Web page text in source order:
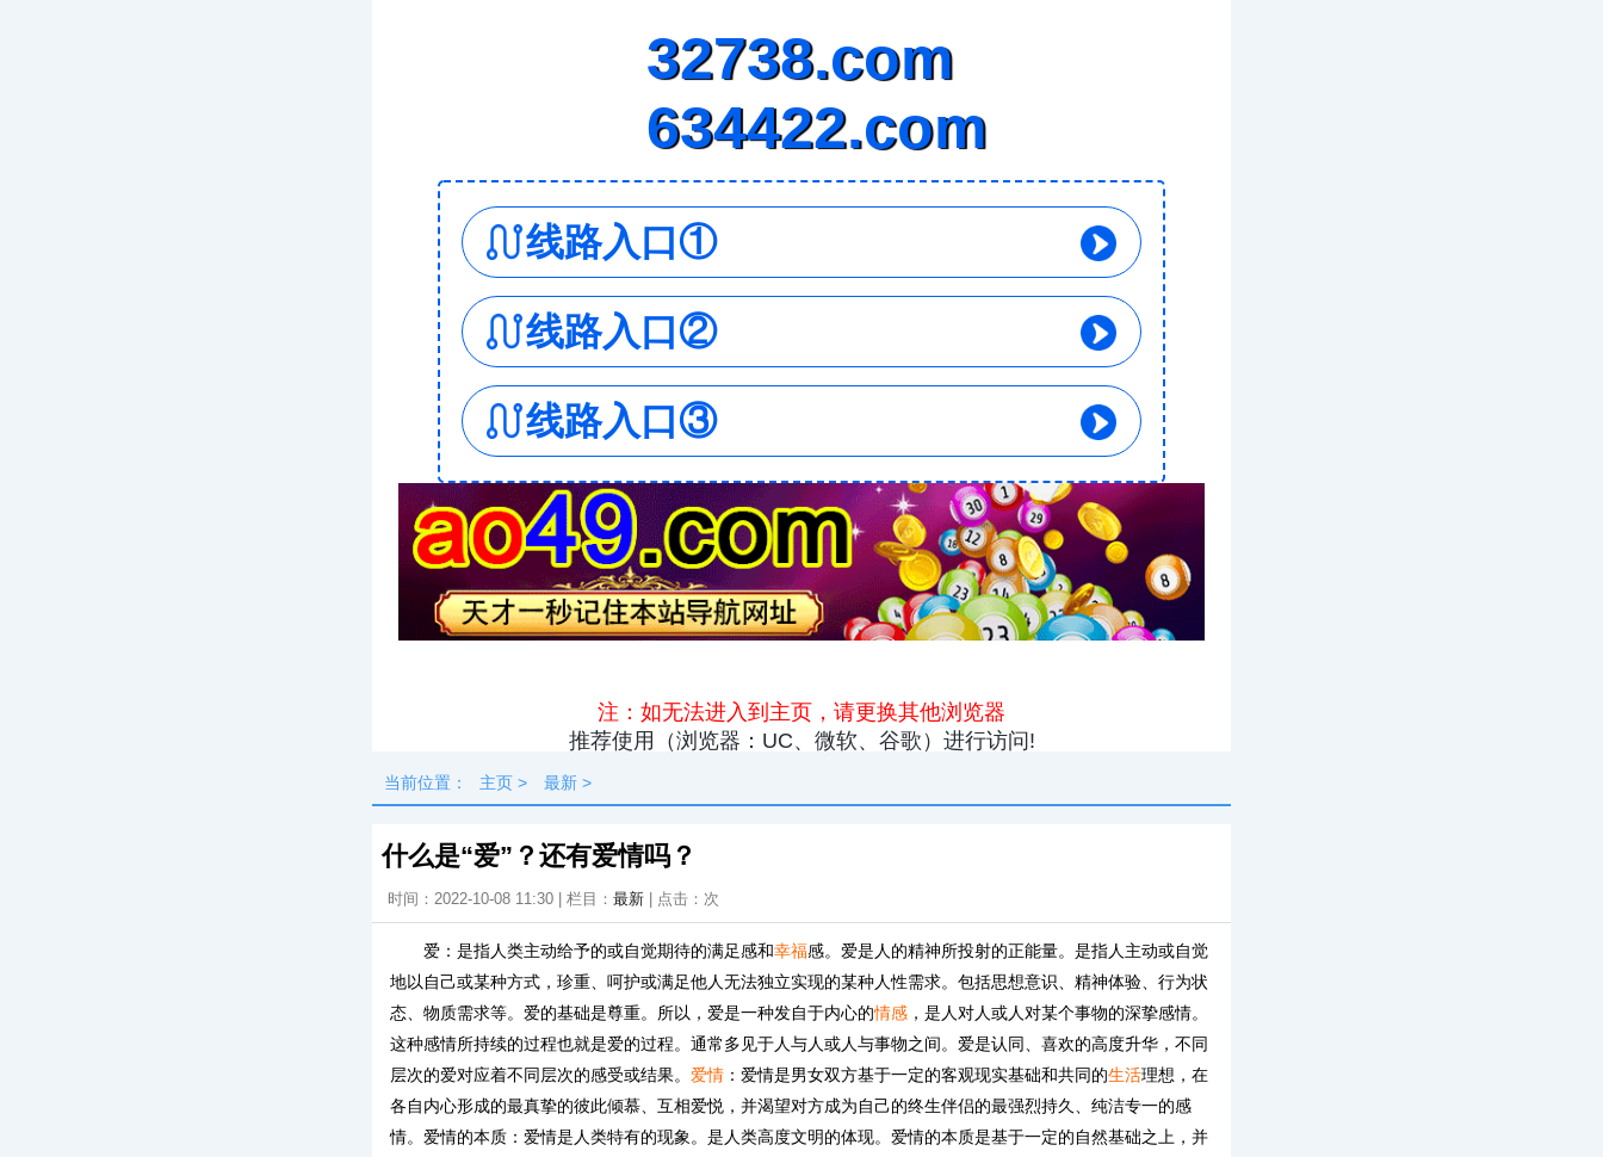
头条 原创 资讯 热点
专题
当前位置： 主页 > 最新 >
什么是“爱”？还有爱情吗？
时间：2022-10-08 11:30 | 栏目： 最新 | 点击： 次
爱：是指人类主动给予的或自觉期待的满足感和幸福感。爱是人的精神所投射的正能量。是指人主动或自觉
地以自己或某种方式，珍重、呵护或满足他人无法独立实现的某种人性需求。包括思想意识、精神体验、行为状
态、物质需求等。爱的基础是尊重。所以，爱是一种发自于内心的情感 ，是人对人或人对某个事物的深挚感情。
这种感情所持续的过程也就是爱的过程。通常多见于人与人或人与事物之间。爱是认同、喜欢的高度升华，不同
层次的爱对应着不同层次的感受或结果。 爱情 ：爱情是男女双方基于一定的客观现实基础和共同的生活理想，在
各自内心形成的最真挚的彼此倾慕、互相爱悦，并渴望对方成为自己的终生伴侣的最强烈持久、纯洁专一的感
情。爱情的本质：爱情是人类特有的现象。是人类高度文明的体现。爱情的本质是基于一定的自然基础之上，并